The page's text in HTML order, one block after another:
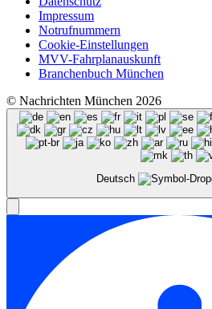
Impressum
Notrufnummern
Cookie-Einstellungen
MVV-Fahrplanauskunft
Branchenbuch München
© Nachrichten München 2026
Deutsch